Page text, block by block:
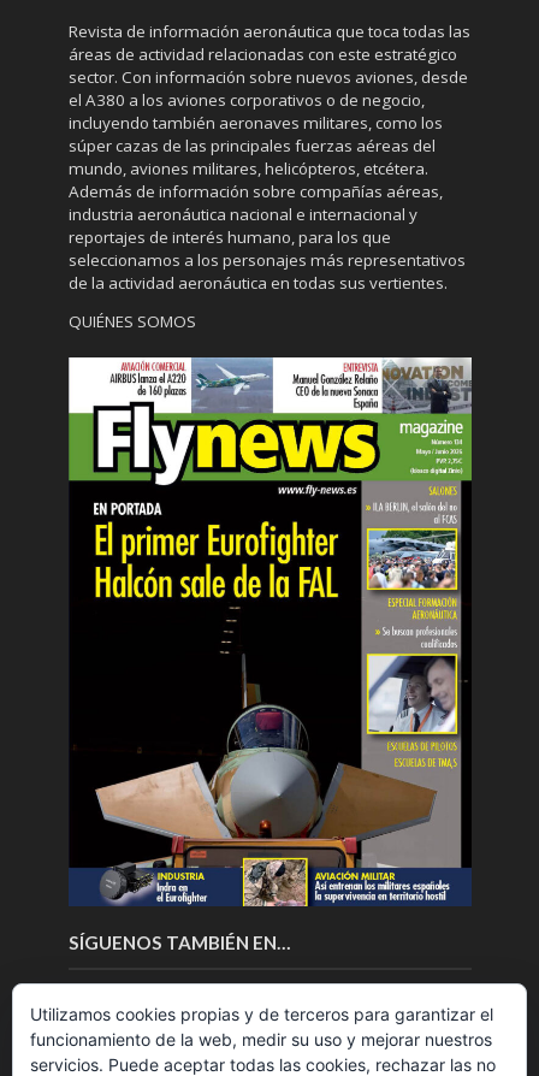
Revista de información aeronáutica que toca todas las
áreas de actividad relacionadas con este estratégico
sector. Con información sobre nuevos aviones, desde
el A380 a los aviones corporativos o de negocio,
incluyendo también aeronaves militares, como los
súper cazas de las principales fuerzas aéreas del
mundo, aviones militares, helicópteros, etcétera.
Además de información sobre compañías aéreas,
industria aeronáutica nacional e internacional y
reportajes de interés humano, para los que
seleccionamos a los personajes más representativos
de la actividad aeronáutica en todas sus vertientes.
QUIÉNES SOMOS
SÍGUENOS TAMBIÉN EN…
Utilizamos cookies propias y de terceros para garantizar el
funcionamiento de la web, medir su uso y mejorar nuestros
servicios. Puede aceptar todas las cookies, rechazar las no